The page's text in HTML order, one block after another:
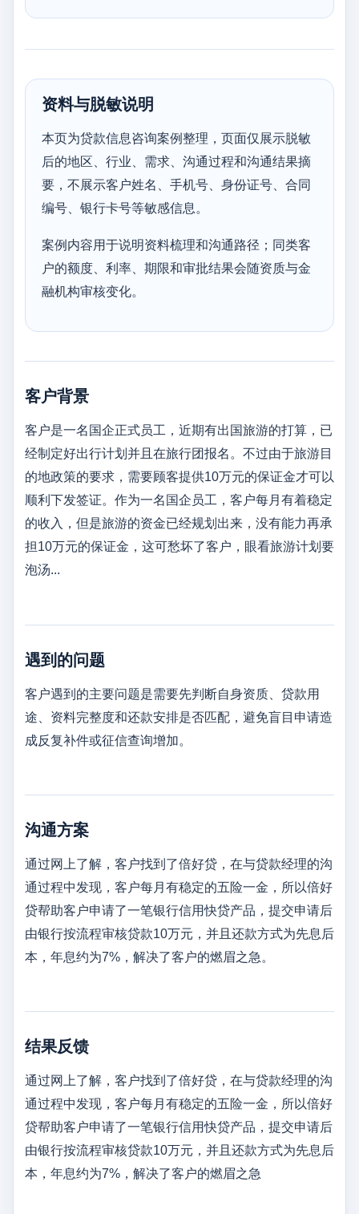
资料与脱敏说明
本页为贷款信息咨询案例整理，页面仅展示脱敏
后的地区、行业、需求、沟通过程和沟通结果摘
要，不展示客户姓名、手机号、身份证号、合同
编号、银行卡号等敏感信息。
案例内容用于说明资料梳理和沟通路径；同类客
户的额度、利率、期限和审批结果会随资质与金
融机构审核变化。
客户背景
客户是一名国企正式员工，近期有出国旅游的打算，已
经制定好出行计划并且在旅行团报名。不过由于旅游目
的地政策的要求，需要顾客提供10万元的保证金才可以
顺利下发签证。作为一名国企员工，客户每月有着稳定
的收入，但是旅游的资金已经规划出来，没有能力再承
担10万元的保证金，这可愁坏了客户，眼看旅游计划要
泡汤...
遇到的问题
客户遇到的主要问题是需要先判断自身资质、贷款用
途、资料完整度和还款安排是否匹配，避免盲目申请造
成反复补件或征信查询增加。
沟通方案
通过网上了解，客户找到了倍好贷，在与贷款经理的沟
通过程中发现，客户每月有稳定的五险一金，所以倍好
贷帮助客户申请了一笔银行信用快贷产品，提交申请后
由银行按流程审核贷款10万元，并且还款方式为先息后
本，年息约为7%，解决了客户的燃眉之急。
结果反馈
通过网上了解，客户找到了倍好贷，在与贷款经理的沟
通过程中发现，客户每月有稳定的五险一金，所以倍好
贷帮助客户申请了一笔银行信用快贷产品，提交申请后
由银行按流程审核贷款10万元，并且还款方式为先息后
本，年息约为7%，解决了客户的燃眉之急